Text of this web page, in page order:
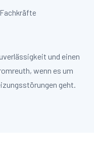
und einen
wenn es um
geht.